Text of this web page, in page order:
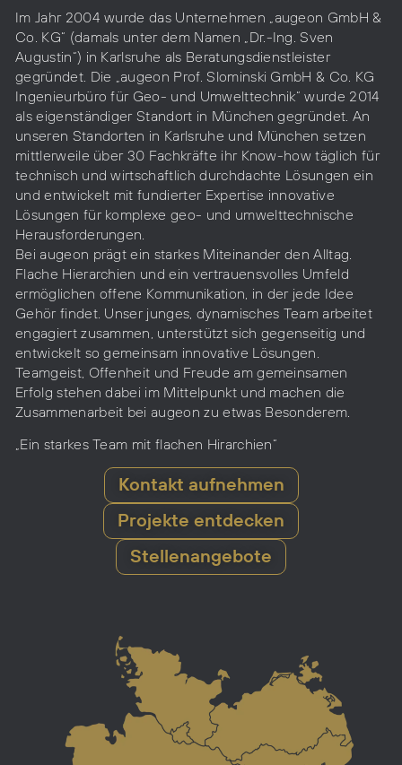
Im Jahr 2004 wurde das Unternehmen „augeon GmbH &
Co. KG“ (damals unter dem Namen „Dr.-Ing. Sven
Augustin“) in Karlsruhe als Beratungsdienstleister
gegründet. Die „augeon Prof. Slominski GmbH & Co. KG
Ingenieurbüro für Geo- und Umwelttechnik“ wurde 2014
als eigenständiger Standort in München gegründet. An
unseren Standorten in Karlsruhe und München setzen
mittlerweile über 30 Fachkräfte ihr Know-how täglich für
technisch und wirtschaftlich durchdachte Lösungen ein
und entwickelt mit fundierter Expertise innovative
Lösungen für komplexe geo- und umwelttechnische
Herausforderungen.
Bei augeon prägt ein starkes Miteinander den Alltag.
Flache Hierarchien und ein vertrauensvolles Umfeld
ermöglichen offene Kommunikation, in der jede Idee
Gehör findet. Unser junges, dynamisches Team arbeitet
engagiert zusammen, unterstützt sich gegenseitig und
entwickelt so gemeinsam innovative Lösungen.
Teamgeist, Offenheit und Freude am gemeinsamen
Erfolg stehen dabei im Mittelpunkt und machen die
Zusammenarbeit bei augeon zu etwas Besonderem.
„Ein starkes Team mit flachen Hirarchien“
Kontakt aufnehmen
Projekte entdecken
Stellenangebote